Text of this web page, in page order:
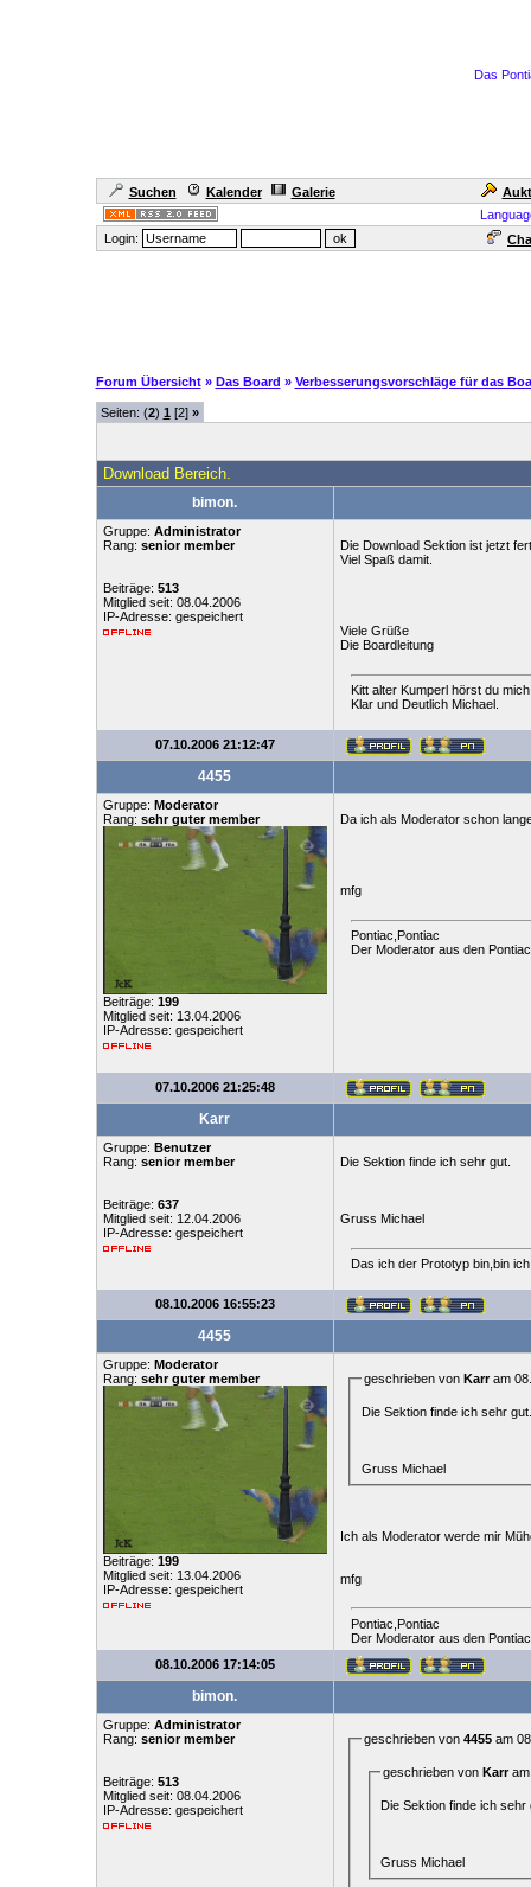
Das
Suchen Kalender Galerie
Login:
Forum Übersicht » Das Board » Verbesserungsvorschläge für das
Seiten: (2) 1 [2] »
Download Bereich.
bimon.
Gruppe: Administrator
Rang: senior member
Beiträge: 513
Mitglied seit: 08.04.2006
IP-Adresse: gespeichert
Die Download Sektion ist jetzt
Viel Spaß damit.
Viele Grüße
Die Boardleitung
Kitt alter Kumperl hörst du
Klar und Deutlich Michael.
07.10.2006 21:12:47
4455
Gruppe: Moderator
Rang: sehr guter member
Beiträge: 199
Mitglied seit: 13.04.2006
IP-Adresse: gespeichert
Da ich als Moderator schon
mfg
Pontiac,Pontiac
Der Moderator aus den
07.10.2006 21:25:48
Karr
Gruppe: Benutzer
Rang: senior member
Beiträge: 637
Mitglied seit: 12.04.2006
IP-Adresse: gespeichert
Die Sektion finde ich sehr gut.
Gruss Michael
Das ich der Prototyp bin,bin
08.10.2006 16:55:23
4455
Gruppe: Moderator
Rang: sehr guter member
Beiträge: 199
Mitglied seit: 13.04.2006
IP-Adresse: gespeichert
geschrieben von Karram
Die Sektion finde ich sehr gut.
Gruss Michael
Ich als Moderator werde mir
mfg
Pontiac,Pontiac
Der Moderator aus den
08.10.2006 17:14:05
bimon.
Gruppe: Administrator
Rang: senior member
Beiträge: 513
Mitglied seit: 08.04.2006
IP-Adresse: gespeichert
geschrieben von 4455am
geschrieben vonKarram
Die Sektion finde ich sehr
Gruss Michael